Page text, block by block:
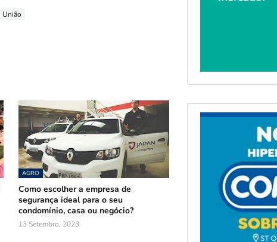
União
AGRO
Como escolher a empresa de
segurança ideal para o seu
condomínio, casa ou negócio?
13 Setembro, 2023